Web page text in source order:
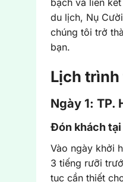
du lịch, Nụ
chúng tôi trở
bạn.
Lịch trình
Ngày 1: TP.
Đón khách tại
Vào ngày khởi
3 tiếng rưỡi
tục cần thiết